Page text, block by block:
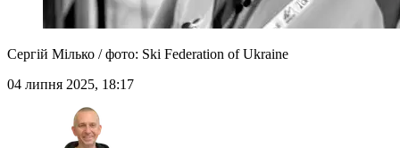
Сергій Мілько / фото: Ski Federation of Ukraine
04 липня 2025, 18:17